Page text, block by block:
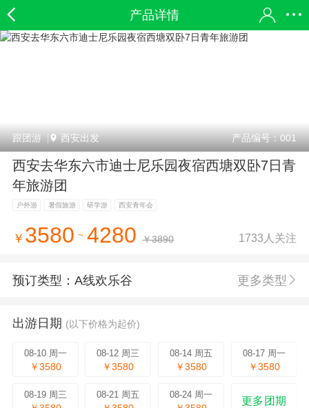
产品详情
产品编号：001
跟团游 西安出发
西安去华东六市迪士尼乐园夜宿西塘双卧7日青
年旅游团
户外游 暑假旅游 研学游 西安青年会
1733人关注
￥ 3580 ~ 4280 ￥3890
预订类型： A线欢乐谷 更多类型
出游日期 (以下价格为起价)
08-10 周一
￥3580
08-12 周三
￥3580
08-14 周五
￥3580
08-17 周一
￥3580
08-19 周三 08-21 周五 08-24 周一
更多团期